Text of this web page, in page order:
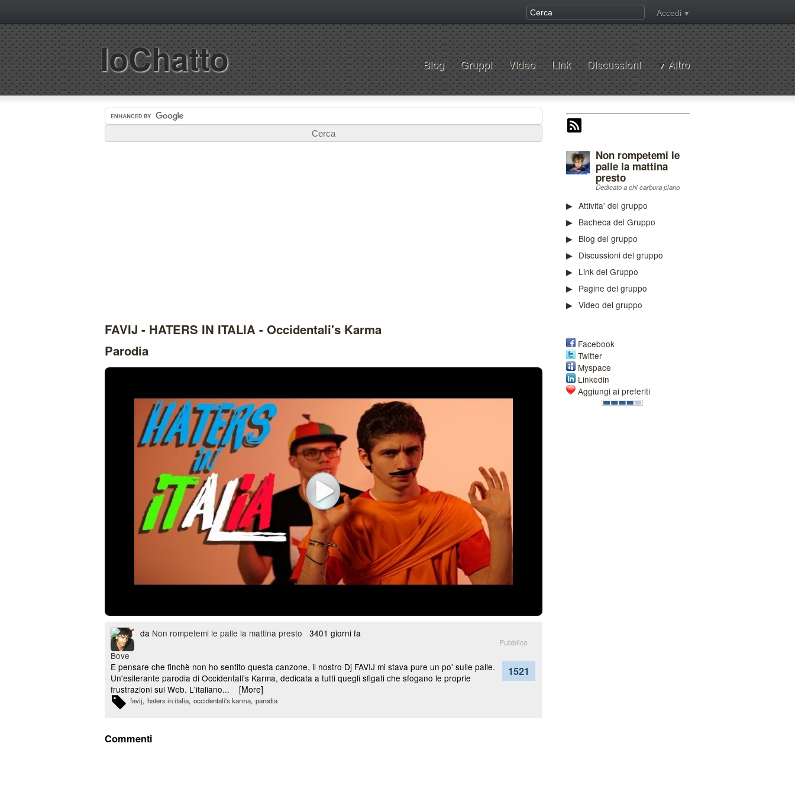
Accedi
IoChatto Blog Gruppi Video Link Discussioni Altro
Non rompetemi le
palle la mattina
presto
Dedicato a chi carbura piano
Attivita' del gruppo
Bacheca del Gruppo
Blog del gruppo
Discussioni del gruppo
Link del Gruppo
Pagine del gruppo
Video del gruppo
Facebook
Twitter
Myspace
Linkedin
Aggiungi ai preferiti
FAVIJ - HATERS IN ITALIA - Occidentali's Karma
Parodia
da Non rompetemi le palle la mattina presto 3401 giorni fa
Pubblico
1521
E pensare che finchè non ho sentito questa canzone, il nostro Dj FAVIJ mi stava pure un po' sulle palle.
Un'esilerante parodia di Occidentali's Karma, dedicata a tutti quegli sfigati che sfogano le proprie
frustrazioni sul Web. L'italiano... [More]
favij haters in italia occidentali's karma parodia
Commenti